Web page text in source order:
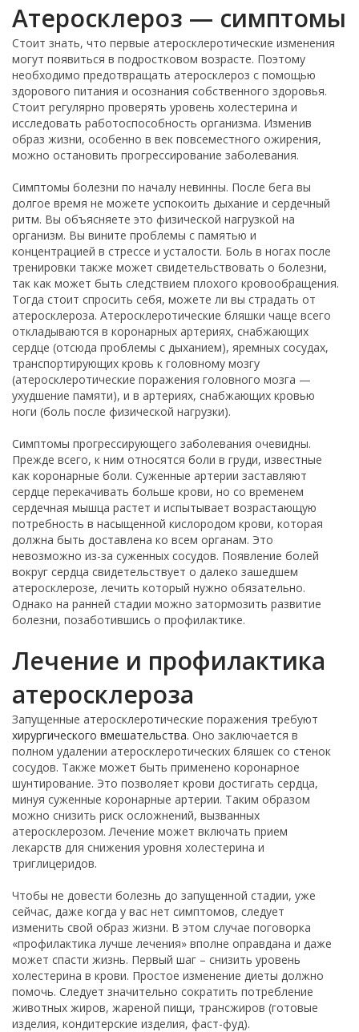
Атеросклероз — симптомы
Стоит знать, что первые атеросклеротические изменения
могут появиться в подростковом возрасте. Поэтому
необходимо предотвращать атеросклероз с помощью
здорового питания и осознания собственного здоровья.
Стоит регулярно проверять уровень холестерина и
исследовать работоспособность организма. Изменив
образ жизни, особенно в век повсеместного ожирения,
можно остановить прогрессирование заболевания.
Симптомы болезни по началу невинны. После бега вы
долгое время не можете успокоить дыхание и сердечный
ритм. Вы объясняете это физической нагрузкой на
организм. Вы вините проблемы с памятью и
концентрацией в стрессе и усталости. Боль в ногах после
тренировки также может свидетельствовать о болезни,
так как может быть следствием плохого кровообращения.
Тогда стоит спросить себя, можете ли вы страдать от
атеросклероза. Атеросклеротические бляшки чаще всего
откладываются в коронарных артериях, снабжающих
сердце (отсюда проблемы с дыханием), яремных сосудах,
транспортирующих кровь к головному мозгу
(атеросклеротические поражения головного мозга —
ухудшение памяти), и в артериях, снабжающих кровью
ноги (боль после физической нагрузки).
Симптомы прогрессирующего заболевания очевидны.
Прежде всего, к ним относятся боли в груди, известные
как коронарные боли. Суженные артерии заставляют
сердце перекачивать больше крови, но со временем
сердечная мышца растет и испытывает возрастающую
потребность в насыщенной кислородом крови, которая
должна быть доставлена ко всем органам. Это
невозможно из-за суженных сосудов. Появление болей
вокруг сердца свидетельствует о далеко зашедшем
атеросклерозе, лечить который нужно обязательно.
Однако на ранней стадии можно затормозить развитие
болезни, позаботившись о профилактике.
Лечение и профилактика
атеросклероза
Запущенные атеросклеротические поражения требуют
хирургического вмешательства. Оно заключается в
полном удалении атеросклеротических бляшек со стенок
сосудов. Также может быть применено коронарное
шунтирование. Это позволяет крови достигать сердца,
минуя суженные коронарные артерии. Таким образом
можно снизить риск осложнений, вызванных
атеросклерозом. Лечение может включать прием
лекарств для снижения уровня холестерина и
триглицеридов.
Чтобы не довести болезнь до запущенной стадии, уже
сейчас, даже когда у вас нет симптомов, следует
изменить свой образ жизни. В этом случае поговорка
«профилактика лучше лечения» вполне оправдана и даже
может спасти жизнь. Первый шаг – снизить уровень
холестерина в крови. Простое изменение диеты должно
помочь. Следует значительно сократить потребление
животных жиров, жареной пищи, трансжиров (готовые
изделия, кондитерские изделия, фаст-фуд).